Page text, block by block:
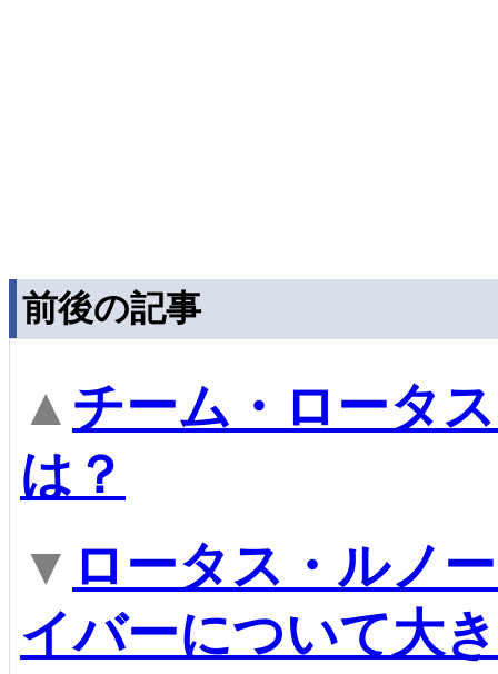
前後の記事
▲ チーム・ロータ
は？
▼ ロータス・ルノ
イバーについて大